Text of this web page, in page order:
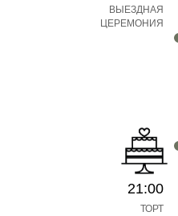
ВЫЕЗДНАЯ
ЦЕРЕМОНИЯ
ТОРТ
21:00